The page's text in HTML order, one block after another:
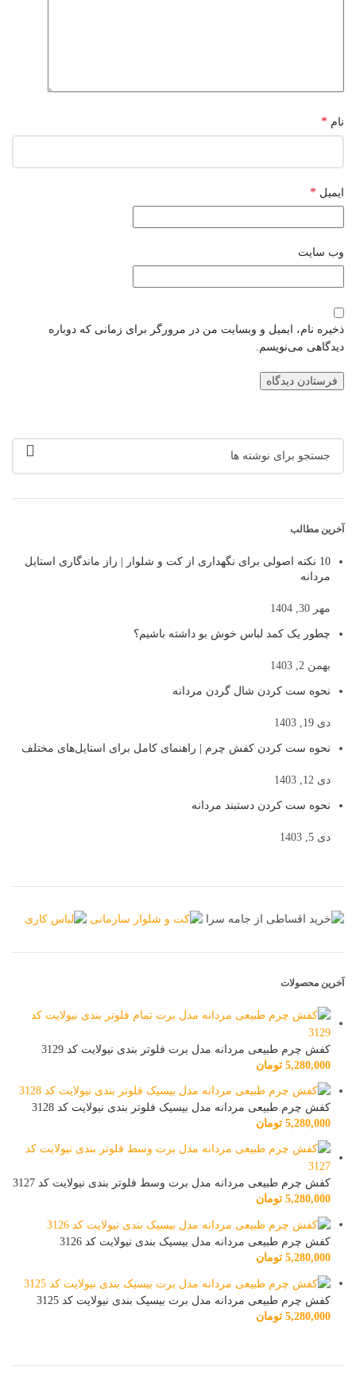
نام *
ایمیل *
وب‌ سایت
ذخیره نام، ایمیل و وبسایت من در مرورگر برای زمانی که دوباره
دیدگاهی می‌نویسم.
آخرین مطالب
10 نکته اصولی برای نگهداری از کت و شلوار | راز ماندگاری استایل
مردانه
مهر 30, 1404
چطور یک کمد لباس خوش بو داشته باشیم؟
بهمن 2, 1403
نحوه ست کردن شال گردن مردانه
دی 19, 1403
نحوه ست کردن کفش چرم | راهنمای کامل برای استایل‌های مختلف
دی 12, 1403
نحوه ست کردن دستبند مردانه
دی 5, 1403
آخرین محصولات
کفش چرم طبیعی مردانه مدل برت فلوتر بندی نیولایت کد 3129
5,280,000 تومان
کفش چرم طبیعی مردانه مدل بیسیک فلوتر بندی نیولایت کد 3128
5,280,000 تومان
کفش چرم طبیعی مردانه مدل برت وسط فلوتر بندی نیولایت کد 3127
5,280,000 تومان
کفش چرم طبیعی مردانه مدل بیسیک بندی نیولایت کد 3126
5,280,000 تومان
کفش چرم طبیعی مردانه مدل برت بیسیک بندی نیولایت کد 3125
5,280,000 تومان